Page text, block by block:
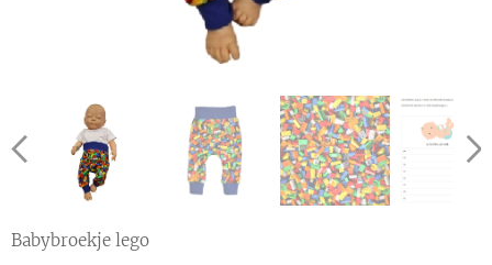
Babybroekje lego